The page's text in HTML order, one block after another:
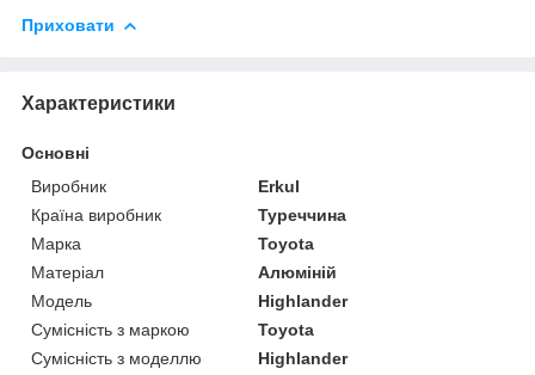
Приховати
Характеристики
Основні
Виробник
Erkul
Країна виробник
Туреччина
Марка
Toyota
Матеріал
Алюміній
Модель
Highlander
Сумісність з маркою
Toyota
Сумісність з моделлю
Highlander